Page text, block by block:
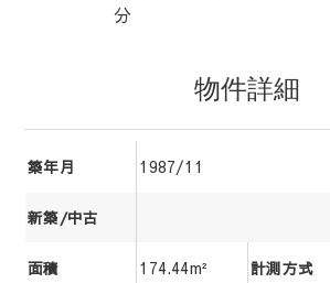
分
物件詳細
築年月 1987/11
新築/中古
面積 174.44m² 計測方式